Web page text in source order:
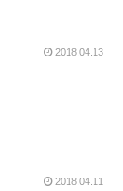
2018.04.13
2018.04.11